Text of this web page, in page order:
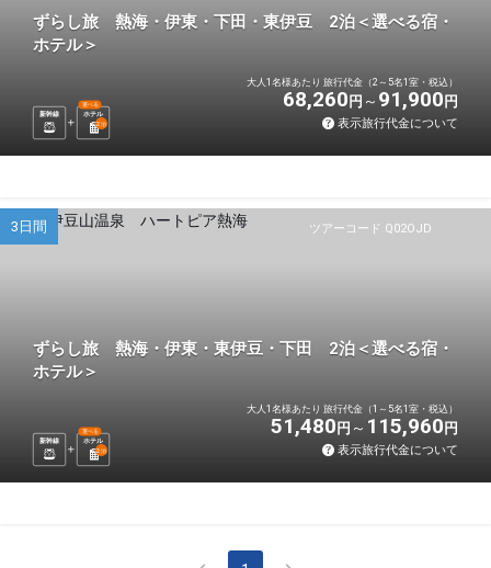
ずらし旅 熱海・伊東・下田・東伊豆 2泊＜選べる宿・
ホテル＞
新幹線 ホテル
選べる
2泊
大人1名様あたり 旅行代金（2～5名1室・税込）
68,260 円 91,900 円
表示旅行代金について
ツアーコード Q02OJD
3日間
ずらし旅 熱海・伊東・東伊豆・下田 2泊＜選べる宿・
ホテル＞
新幹線 ホテル
選べる
2泊
大人1名様あたり 旅行代金（1～5名1室・税込）
51,480 円 115,960 円
表示旅行代金について